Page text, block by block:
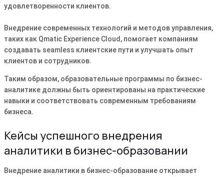
удовлетворенности клиентов.
Внедрение современных технологий и методов управления,
таких как Qmatic Experience Cloud, помогает компаниям
создавать seamless клиентские пути и улучшать опыт
клиентов и сотрудников.
Таким образом, образовательные программы по бизнес-
аналитике должны быть ориентированы на практические
навыки и соответствовать современным требованиям
бизнеса.
Кейсы успешного внедрения
аналитики в бизнес-образовании
Внедрение аналитики в бизнес-образование открывает